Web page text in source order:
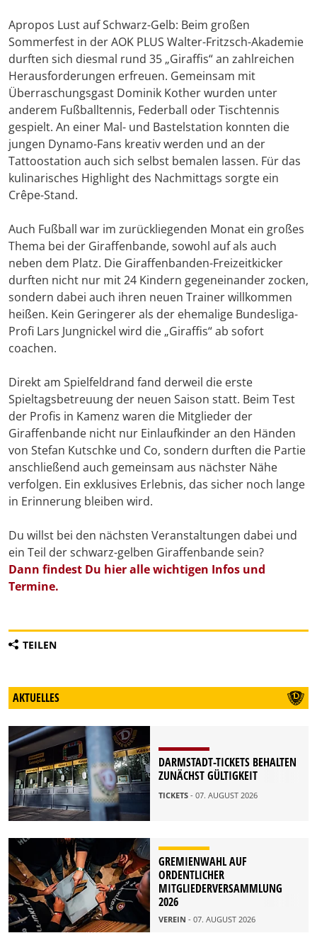
Apropos Lust auf Schwarz-Gelb: Beim großen
Sommerfest in der AOK PLUS Walter-Fritzsch-Akademie
durften sich diesmal rund 35 „Giraffis“ an zahlreichen
Herausforderungen erfreuen. Gemeinsam mit
Überraschungsgast Dominik Kother wurden unter
anderem Fußballtennis, Federball oder Tischtennis
gespielt. An einer Mal- und Bastelstation konnten die
jungen Dynamo-Fans kreativ werden und an der
Tattoostation auch sich selbst bemalen lassen. Für das
kulinarisches Highlight des Nachmittags sorgte ein
Crêpe-Stand.
Auch Fußball war im zurückliegenden Monat ein großes
Thema bei der Giraffenbande, sowohl auf als auch
neben dem Platz. Die Giraffenbanden-Freizeitkicker
durften nicht nur mit 24 Kindern gegeneinander zocken,
sondern dabei auch ihren neuen Trainer willkommen
heißen. Kein Geringerer als der ehemalige Bundesliga-
Profi Lars Jungnickel wird die „Giraffis“ ab sofort
coachen.
Direkt am Spielfeldrand fand derweil die erste
Spieltagsbetreuung der neuen Saison statt. Beim Test
der Profis in Kamenz waren die Mitglieder der
Giraffenbande nicht nur Einlaufkinder an den Händen
von Stefan Kutschke und Co, sondern durften die Partie
anschließend auch gemeinsam aus nächster Nähe
verfolgen. Ein exklusives Erlebnis, das sicher noch lange
in Erinnerung bleiben wird.
Du willst bei den nächsten Veranstaltungen dabei und
ein Teil der schwarz-gelben Giraffenbande sein?
Dann findest Du hier alle wichtigen Infos und
Termine.
TEILEN
AKTUELLES
DARMSTADT-TICKETS BEHALTEN
ZUNÄCHST GÜLTIGKEIT
TICKETS - 07. AUGUST 2026
GREMIENWAHL AUF
ORDENTLICHER
MITGLIEDERVERSAMMLUNG
2026
VEREIN - 07. AUGUST 2026